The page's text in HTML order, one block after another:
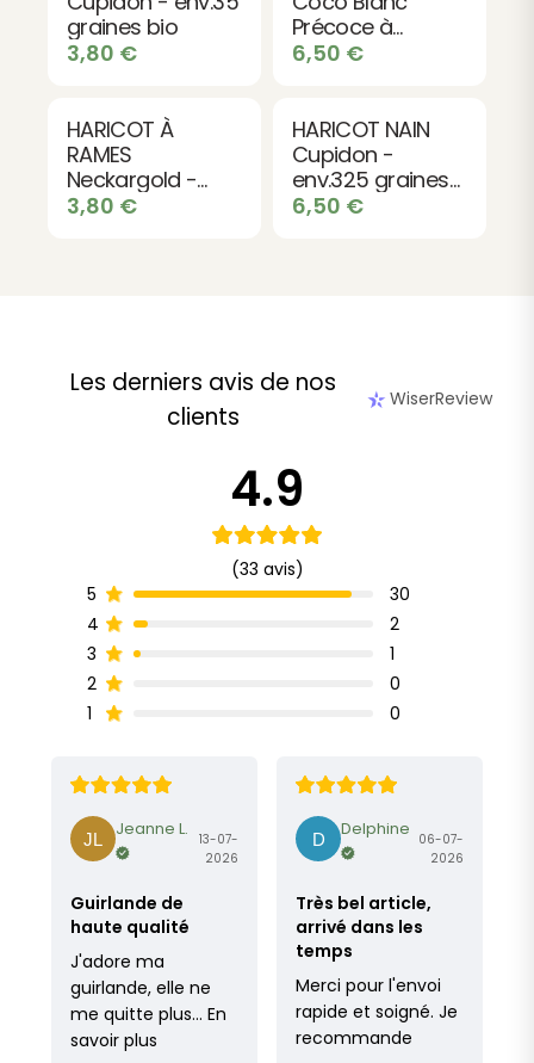
graines bio
3,80 €
Précoce à
Ecosser - env.145
6,50 €
HARICOT À
RAMES
Neckargold -
env.25 graines -
3,80 €
HARICOT NAIN
Cupidon -
env.325 graines
bio
6,50 €
Les derniers avis de nos
clients
WiserReview
4.9
(33 avis)
5
30
4
2
3
1
2
0
1
0
Jeanne L.
13-07-
2026
Guirlande de
haute qualité
J'adore ma
guirlande, elle ne
me quitte plus… En
savoir plus
Delphine 06-07-
2026
Très bel article,
arrivé dans les
temps
Merci pour l'envoi
rapide et soigné. Je
recommande